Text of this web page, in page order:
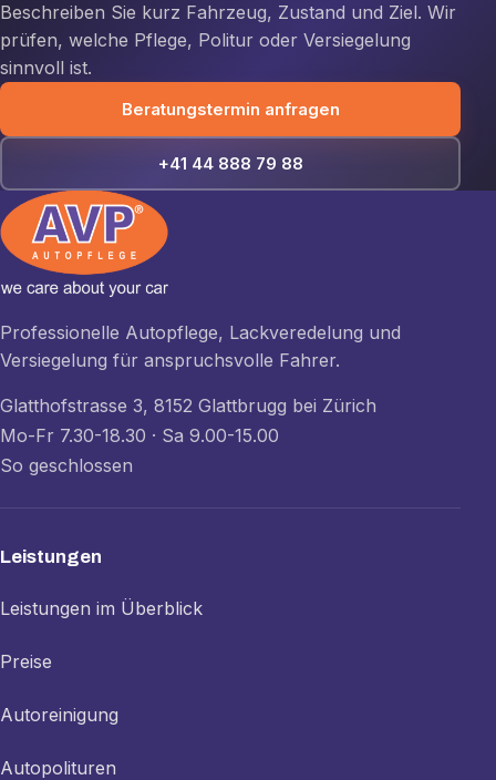
Beschreiben Sie kurz Fahrzeug, Zustand und Ziel. Wir
prüfen, welche Pflege, Politur oder Versiegelung
sinnvoll ist.
Beratungstermin anfragen
+41 44 888 79 88
Professionelle Autopflege, Lackveredelung und
Versiegelung für anspruchsvolle Fahrer.
Glatthofstrasse 3, 8152 Glattbrugg bei Zürich
Mo-Fr 7.30-18.30 · Sa 9.00-15.00
So geschlossen
Leistungen
Leistungen im Überblick
Preise
Autoreinigung
Autopolituren